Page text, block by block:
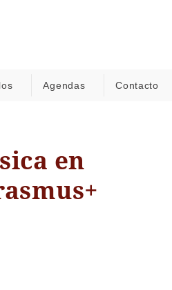
Agendas Contacto
en